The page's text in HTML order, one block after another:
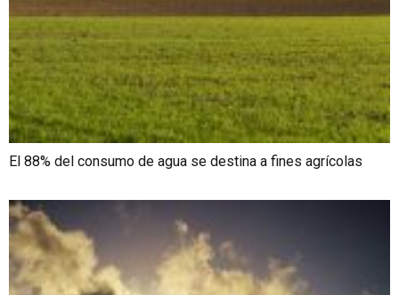
El 88% del consumo de agua se destina a fines agrícolas